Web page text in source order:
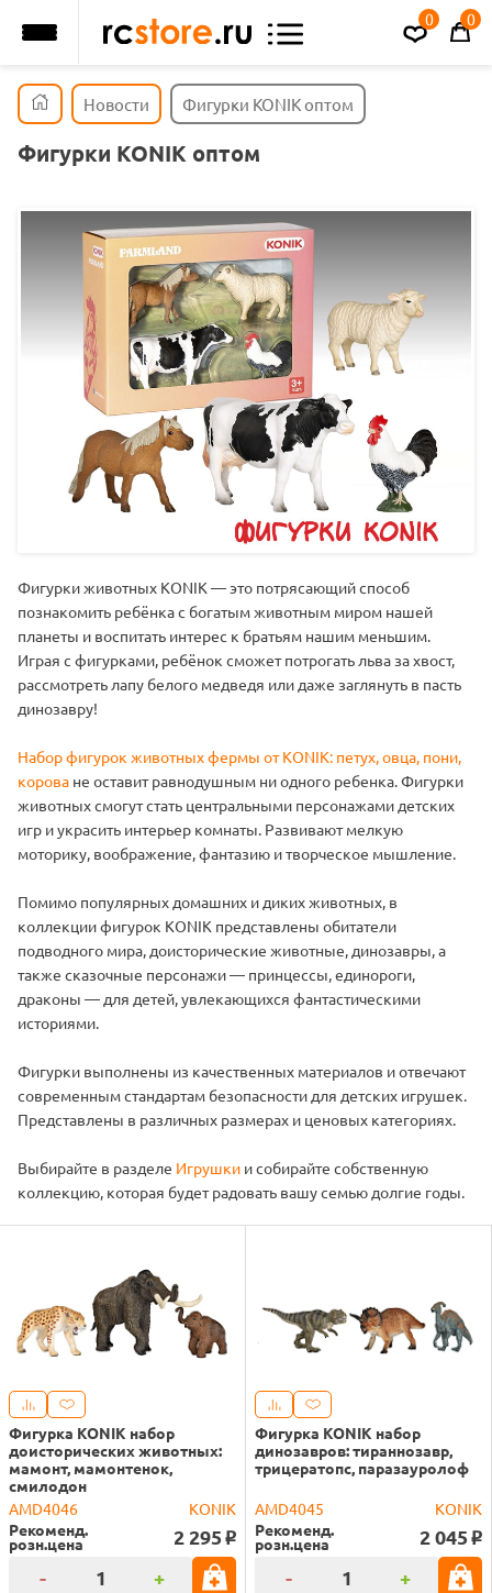
0 0
Новости Фигурки KONIK оптом
Фигурки KONIK оптом
Фигурки животных KONIK — это потрясающий способ
познакомить ребёнка с богатым животным миром нашей
планеты и воспитать интерес к братьям нашим меньшим.
Играя с фигурками, ребёнок сможет потрогать льва за хвост,
рассмотреть лапу белого медведя или даже заглянуть в пасть
динозавру!
Набор фигурок животных фермы от KONIK: петух, овца, пони,
корова не оставит равнодушным ни одного ребенка. Фигурки
животных смогут стать центральными персонажами детских
игр и украсить интерьер комнаты. Развивают мелкую
моторику, воображение, фантазию и творческое мышление.
Помимо популярных домашних и диких животных, в
коллекции фигурок KONIK представлены обитатели
подводного мира, доисторические животные, динозавры, а
также сказочные персонажи — принцессы, единороги,
драконы — для детей, увлекающихся фантастическими
историями.
Фигурки выполнены из качественных материалов и отвечают
современным стандартам безопасности для детских игрушек.
Представлены в различных размерах и ценовых категориях.
Выбирайте в разделе Игрушки и собирайте собственную
коллекцию, которая будет радовать вашу семью долгие годы.
Фигурка KONIK набор
доисторических животных:
мамонт, мамонтенок,
смилодон
AMD4046
KONIK
Рекоменд.
розн.цена 2 295 o
- +
Фигурка KONIK набор
динозавров: тираннозавр,
трицератопс, паразауролоф
AMD4045
KONIK
Рекоменд.
розн.цена 2 045 o
- +